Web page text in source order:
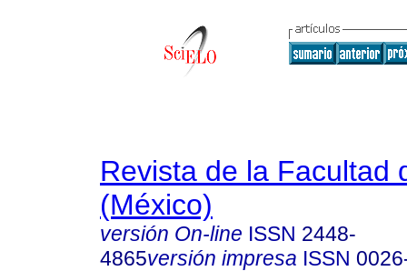
Revista de la Facultad
(México)
versión On-line ISSN 2448-
4865versión impresa ISSN